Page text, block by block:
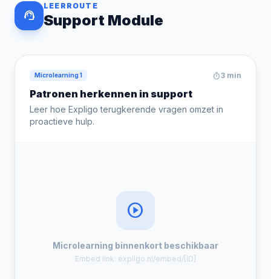
support_agent
LEERROUTE
Support Module
Microlearning 1 timer3 min
Patronen herkennen in support
Leer hoe Expligo terugkerende vragen omzet in
proactieve hulp.
play_circle
Microlearning binnenkort beschikbaar
Embed link: expligo.nl/embed/[ID]